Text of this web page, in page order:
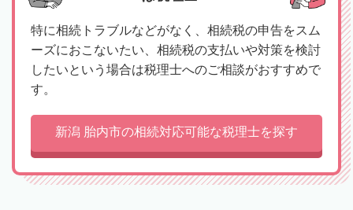
特に相続トラブルなどがなく、相続税の申告をスム
ーズにおこないたい、相続税の支払いや対策を検討
したいという場合は税理士へのご相談がおすすめで
す。
新潟 胎内市の相続対応可能な税理士を探す